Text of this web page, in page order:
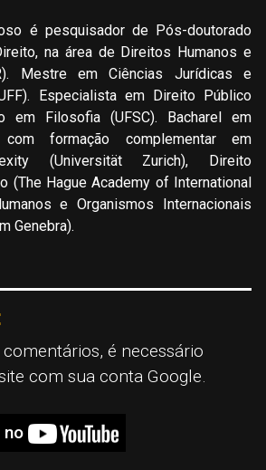
é pesquisador de Pós-doutorado
na área de Direitos Humanos e
Mestre em Ciências Jurídicas e
Especialista em Direito Público
em Filosofia (UFSC). Bacharel em
com formação complementar em
(Universität Zurich), Direito
(The Hague Academy of International
e Organismos Internacionais
Genebra).
é necessário
com sua conta Google.
no